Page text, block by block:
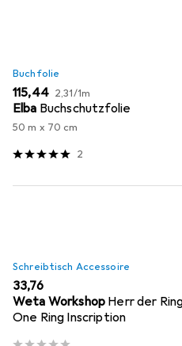
Buchfolie
EUR
115,44 EUR
2,31/1m
Elba Buchschutzfolie
50 m x 70 cm
2
Schreibtisch Accessoire
EUR
33,76
Weta Workshop Herr der
One Ring Inscription